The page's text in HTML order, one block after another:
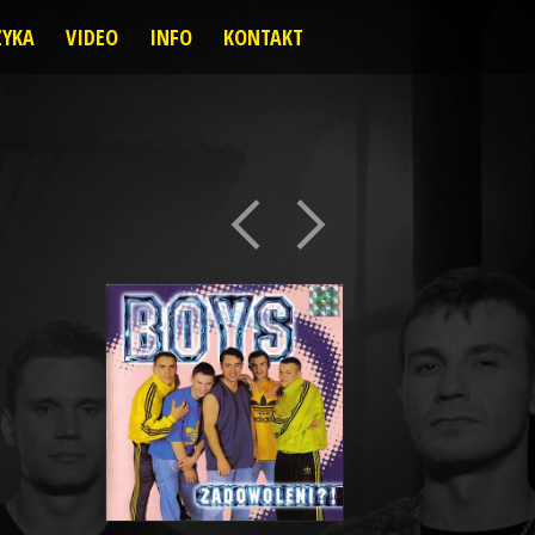
VIDEO INFO KONTAKT